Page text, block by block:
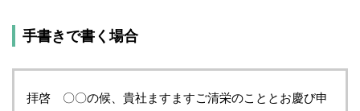
手書きで書く場合
拝啓 〇〇の候、貴社ますますご清栄のこととお慶び申